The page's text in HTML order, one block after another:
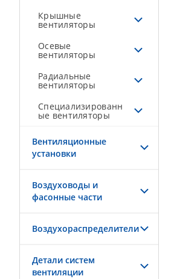
Крышные
вентиляторы
Осевые
вентиляторы
Радиальные
вентиляторы
Специализированн
ые вентиляторы
Вентиляционные
установки
Воздуховоды и
фасонные части
Воздухораспределители
Детали систем
вентиляции